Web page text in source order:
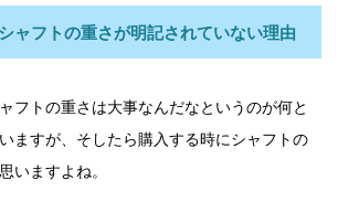
ャフトの重さが明記されていない理由
フトの重さは大事なんだなというのが何と
ますが、そしたら購入する時にシャフトの
いますよね。